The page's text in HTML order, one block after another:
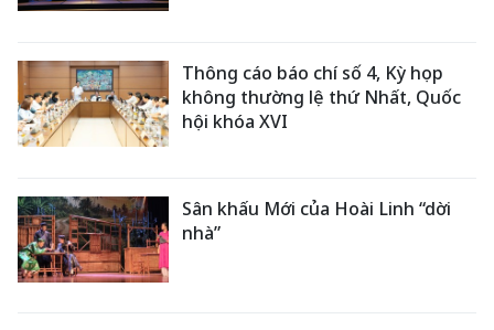
Thông cáo báo chí số 4, Kỳ họp
không thường lệ thứ Nhất, Quốc
hội khóa XVI
Sân khấu Mới của Hoài Linh “dời
nhà”